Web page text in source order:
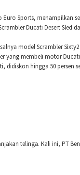
Sports, menampilkan
Ducati Desert Sled
model Scrambler
yang membeli motor
hingga 50 persen
telinga. Kali ini, PT